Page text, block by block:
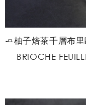
🧈柚子焙茶千層布里
BRIOCHE